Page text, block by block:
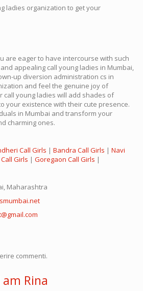
ladies organization to get your
are eager to have intercourse with such
appealing call young ladies in Mumbai,
up diversion administration cs in
and feel the genuine joy of
call young ladies will add shades of
your existence with their cute presence.
in Mumbai and transform your
charming ones.
Call Girls | Bandra Call Girls | Navi
Girls | Goregaon Call Girls |
Maharashtra
commenti.
Rina